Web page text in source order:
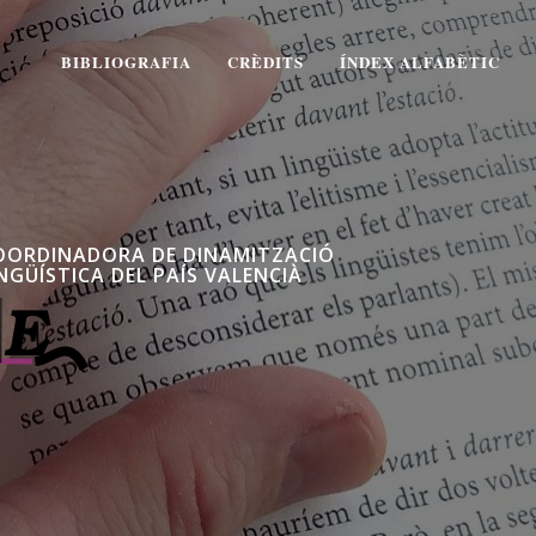
BIBLIOGRAFIA CRÈDITS ÍNDEX ALFABÈTIC
DE DINAMITZACIÓ
DEL PAÍS VALENCIÀ